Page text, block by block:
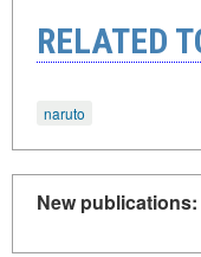
RELATED
naruto
New publications: